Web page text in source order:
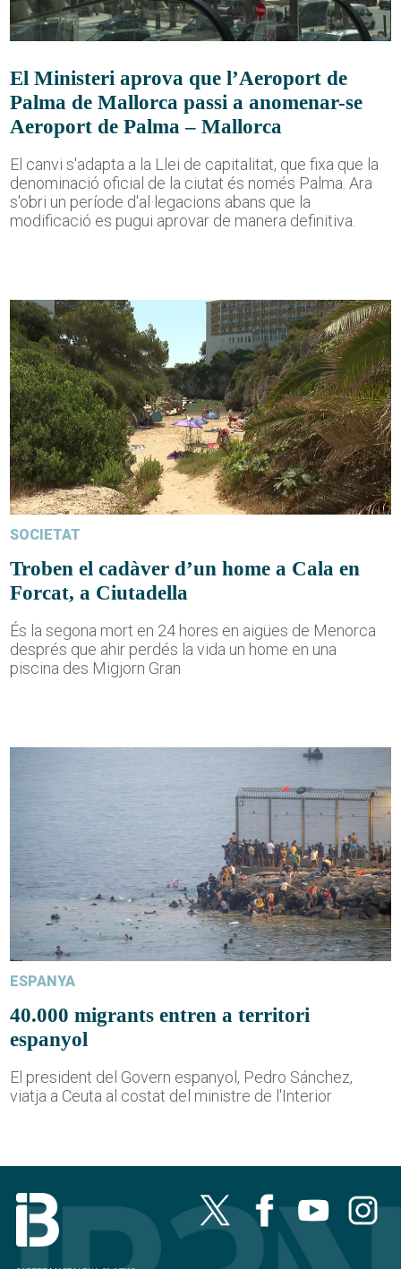
El Ministeri aprova que l’Aeroport de
Palma de Mallorca passi a anomenar-se
Aeroport de Palma – Mallorca
El canvi s'adapta a la Llei de capitalitat, que fixa que la
denominació oficial de la ciutat és només Palma. Ara
s'obri un període d'al·legacions abans que la
modificació es pugui aprovar de manera definitiva.
SOCIETAT
Troben el cadàver d’un home a Cala en
Forcat, a Ciutadella
És la segona mort en 24 hores en aigües de Menorca
després que ahir perdés la vida un home en una
piscina des Migjorn Gran
ESPANYA
40.000 migrants entren a territori
espanyol
El president del Govern espanyol, Pedro Sánchez,
viatja a Ceuta al costat del ministre de l'Interior